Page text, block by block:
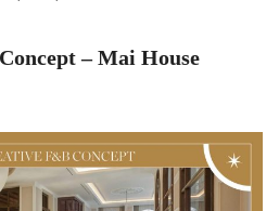
– Mai House